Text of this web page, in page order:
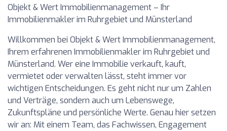
Objekt & Wert Immobilienmanagement – Ihr
Immobilienmakler im Ruhrgebiet und Münsterland
Willkommen bei Objekt & Wert Immobilienmanagement,
Ihrem erfahrenen Immobilienmakler im Ruhrgebiet und
Münsterland. Wer eine Immobilie verkauft, kauft,
vermietet oder verwalten lässt, steht immer vor
wichtigen Entscheidungen. Es geht nicht nur um Zahlen
und Verträge, sondern auch um Lebenswege,
Zukunftspläne und persönliche Werte. Genau hier setzen
wir an: Mit einem Team, das Fachwissen, Engagement